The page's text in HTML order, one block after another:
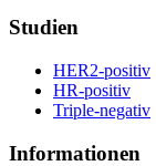
Studien
HER2-positiv
HR-positiv
Triple-negativ
Informationen